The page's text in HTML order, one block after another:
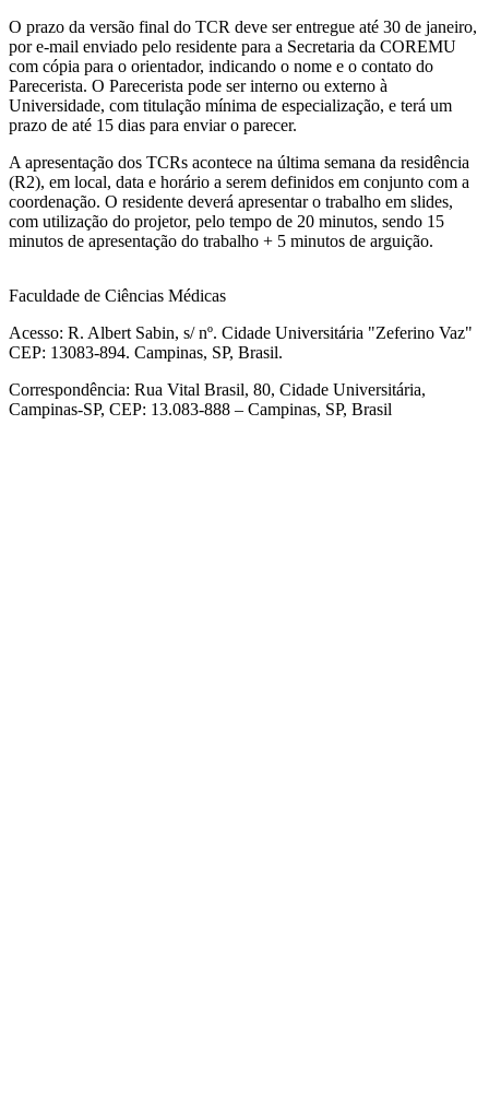
O prazo da versão final do TCR deve ser entregue até 30 de janeiro,
por e-mail enviado pelo residente para a Secretaria da COREMU
com cópia para o orientador, indicando o nome e o contato do
Parecerista. O Parecerista pode ser interno ou externo à
Universidade, com titulação mínima de especialização, e terá um
prazo de até 15 dias para enviar o parecer.
A apresentação dos TCRs acontece na última semana da residência
(R2), em local, data e horário a serem definidos em conjunto com a
coordenação. O residente deverá apresentar o trabalho em slides,
com utilização do projetor, pelo tempo de 20 minutos, sendo 15
minutos de apresentação do trabalho + 5 minutos de arguição.
Faculdade de Ciências Médicas
Acesso: R. Albert Sabin, s/ nº. Cidade Universitária "Zeferino Vaz"
CEP: 13083-894. Campinas, SP, Brasil.
Correspondência: Rua Vital Brasil, 80, Cidade Universitária,
Campinas-SP, CEP: 13.083-888 – Campinas, SP, Brasil